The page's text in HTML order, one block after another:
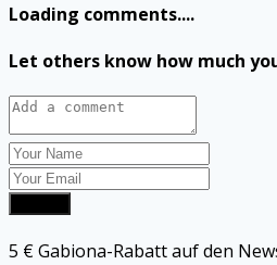
Loading comments....
Let others know how much
5 € Gabiona-Rabatt auf den